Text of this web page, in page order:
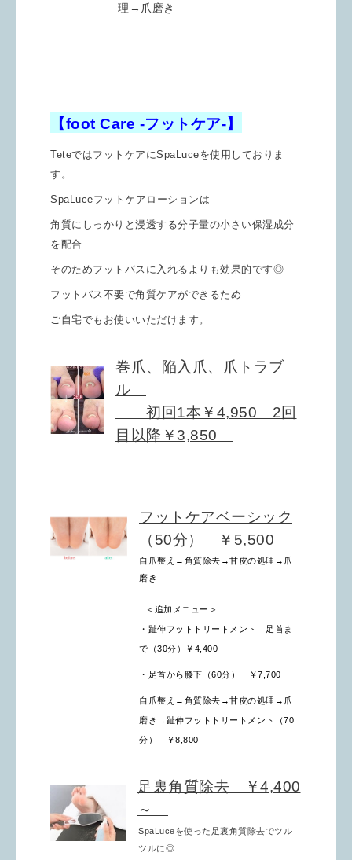
理→爪磨き
【foot Care -フットケア-】
TeteではフットケアにSpaLuceを使用しておりま
す。
SpaLuceフットケアローションは
角質にしっかりと浸透する分子量の小さい保湿成分
を配合
そのためフットバスに入れるよりも効果的です◎
フットバス不要で角質ケアができるため
ご自宅でもお使いいただけます。
巻爪、陥入爪、爪トラブ
ル
初回1本￥4,950 2回
目以降￥3,850
フットケアベーシック
（50分） ￥5,500
自爪整え→角質除去→甘皮の処理→ 爪
磨き
＜追加メニュー＞
・趾伸フットトリートメント 足首ま
で（30分） ￥4,400
・足首から膝下（60分） ￥7,700
自爪整え→角質除去→甘皮の処理→ 爪
磨き→趾伸フットトリートメント（70
分） ￥8,800
足裏角質除去 ￥4,400
～
SpaLuceを使った足裏角質除去でツル
ツルに◎